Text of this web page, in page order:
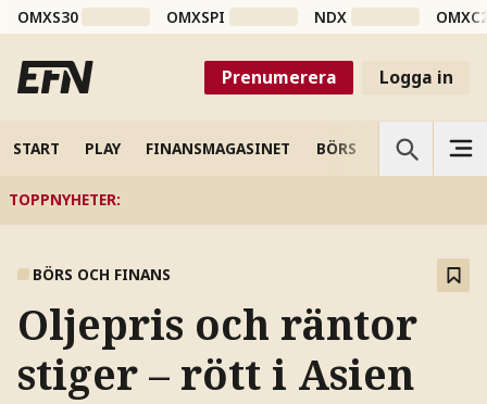
OMXS30 OMXSPI NDX
Prenumerera Logga in
START PLAY FINANSMAGASINET BÖRS VETENSKAP
TOPPNYHETER:
BÖRS OCH FINANS
Oljepris och räntor
stiger – rött i Asien